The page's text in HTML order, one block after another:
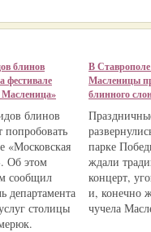
блинов
фестивале
блинов
попробовать
«Московская
Об этом
сообщил
департамента
столицы
В
Масленицы
блинного
парке
ждали
концерт,
и, конечно
чучела